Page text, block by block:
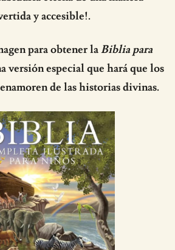
y accesible!.
para obtener laBiblia para
versión especial que hará que los
de las historias divinas.